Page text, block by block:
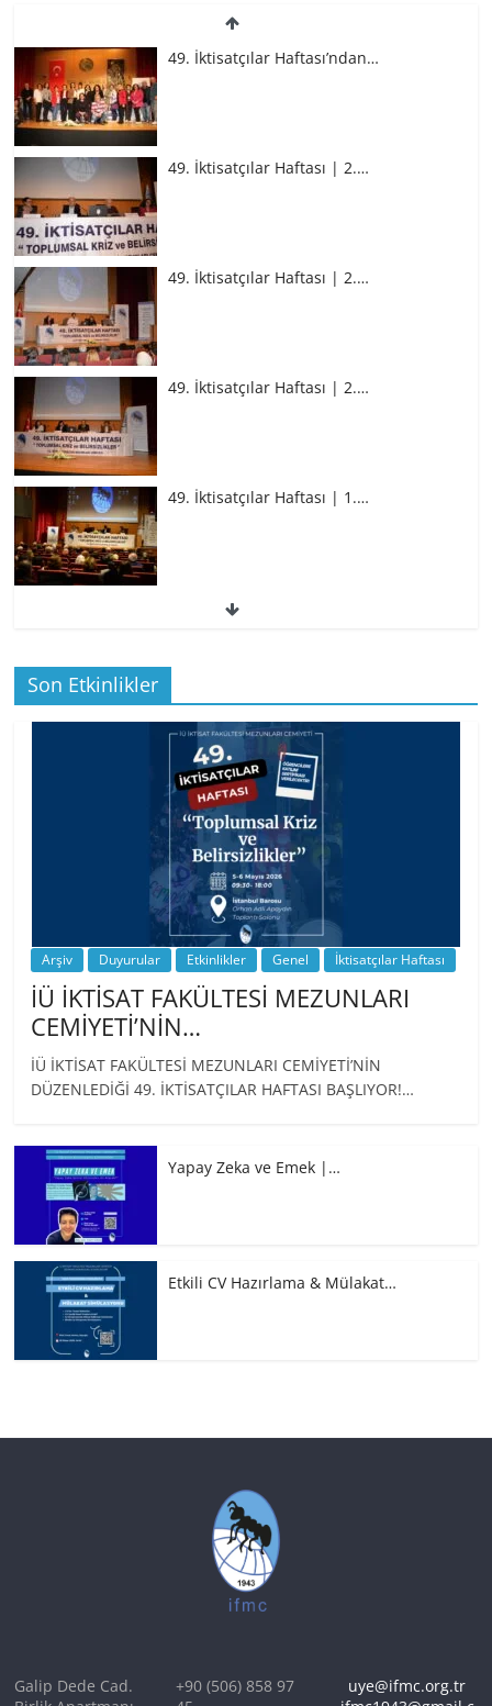
49. İktisatçılar Haftası’ndan…
49. İktisatçılar Haftası | 2.…
49. İktisatçılar Haftası | 2.…
49. İktisatçılar Haftası | 2.…
49. İktisatçılar Haftası | 1.…
49. İktisatçılar Haftası | 1.…
BİZ İKTİSATLILAR: İÇİMİZDEN BİRİ PROF.
…
Son Etkinlikler
Arşiv Duyurular Etkinlikler Genel İktisatçılar Haftası
İÜ İKTİSAT FAKÜLTESİ MEZUNLARI
CEMİYETİ’NİN…
İÜ İKTİSAT FAKÜLTESİ MEZUNLARI CEMİYETİ’NİN
DÜZENLEDİĞİ 49. İKTİSATÇILAR HAFTASI BAŞLIYOR!…
Yapay Zeka ve Emek |…
Etkili CV Hazırlama & Mülakat…
Galip Dede Cad.
+90 (506) 858 97
uye@ifmc.org.tr